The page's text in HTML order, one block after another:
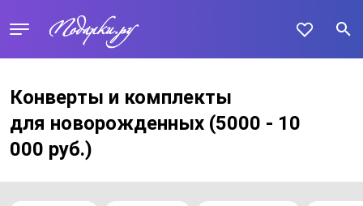
Конверты и комплекты
для новорожденных (5000 - 10
000 руб.)